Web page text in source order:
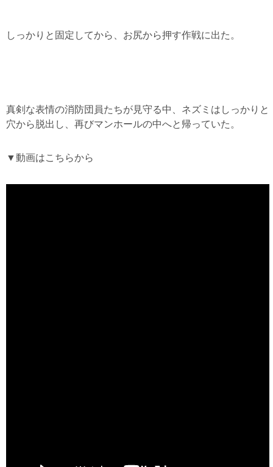
しっかりと固定してから、お尻から押す作戦に出た。
真剣な表情の消防団員たちが見守る中、ネズミはしっかりと
穴から脱出し、再びマンホールの中へと帰っていた。
▼動画はこちらから